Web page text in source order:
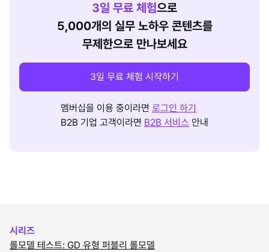
3일 무료 체험으로
5,000개의 실무 노하우 콘텐츠를
무제한으로 만나보세요
3일 무료 체험 시작하기
멤버십을 이용 중이라면 로그인 하기
B2B 기업 고객이라면 B2B 서비스 안내
시리즈
롤모델 테스트: GD 유형 퍼블리 롤모델